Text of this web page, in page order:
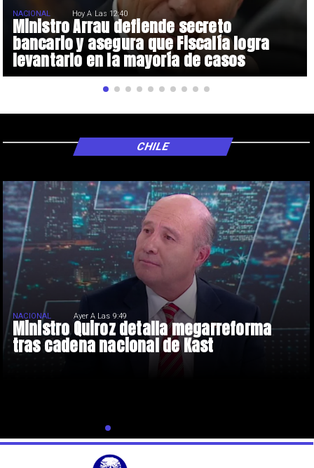
Ministro Arrau defiende secreto
bancario y asegura que Fiscalía logra
levantarlo en la mayoría de casos
NACIONAL Hoy A Las 12:40
Ministro Quiroz detalla megarreforma
tras cadena nacional de Kast
NACIONAL Ayer A Las 9:49
CHILE